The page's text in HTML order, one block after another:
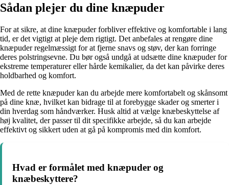
Sådan plejer du dine knæpuder
For at sikre, at dine knæpuder forbliver effektive og komfortable i lang
tid, er det vigtigt at pleje dem rigtigt. Det anbefales at rengøre dine
knæpuder regelmæssigt for at fjerne snavs og støv, der kan forringe
deres polstringsevne. Du bør også undgå at udsætte dine knæpuder for
ekstreme temperaturer eller hårde kemikalier, da det kan påvirke deres
holdbarhed og komfort.
Med de rette knæpuder kan du arbejde mere komfortabelt og skånsomt
på dine knæ, hvilket kan bidrage til at forebygge skader og smerter i
din hverdag som håndværker. Husk altid at vælge knæbeskyttelse af
høj kvalitet, der passer til dit specifikke arbejde, så du kan arbejde
effektivt og sikkert uden at gå på kompromis med din komfort.
Hvad er formålet med knæpuder og
knæbeskyttere?